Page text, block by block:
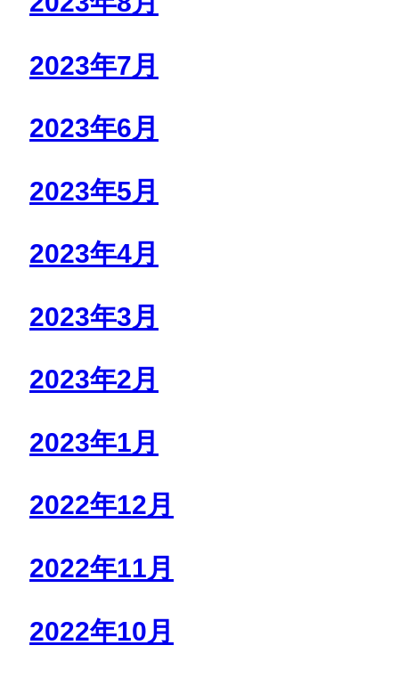
2023年7月
2023年6月
2023年5月
2023年4月
2023年3月
2023年2月
2023年1月
2022年12月
2022年11月
2022年10月